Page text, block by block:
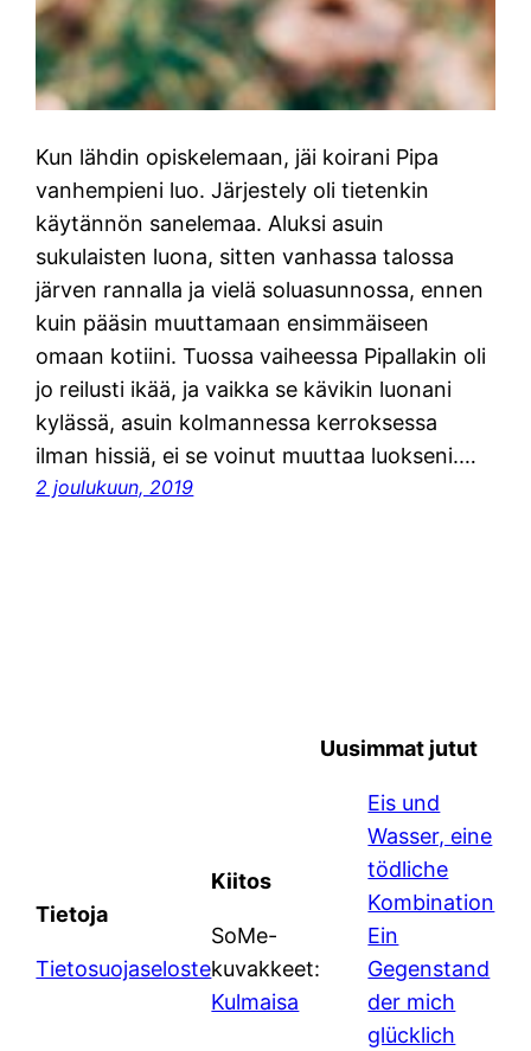
Kun lähdin opiskelemaan, jäi koirani Pipa
vanhempieni luo. Järjestely oli tietenkin
käytännön sanelemaa. Aluksi asuin
sukulaisten luona, sitten vanhassa talossa
järven rannalla ja vielä soluasunnossa, ennen
kuin pääsin muuttamaan ensimmäiseen
omaan kotiini. Tuossa vaiheessa Pipallakin oli
jo reilusti ikää, ja vaikka se kävikin luonani
kylässä, asuin kolmannessa kerroksessa
ilman hissiä, ei se voinut muuttaa luokseni.…
2 joulukuun, 2019
Tietoja
Tietosuojaseloste
Kiitos
SoMe-
kuvakkeet:
Kulmaisa
Uusimmat jutut
Eis und
Wasser, eine
tödliche
Kombination
Ein
Gegenstand
der mich
glücklich